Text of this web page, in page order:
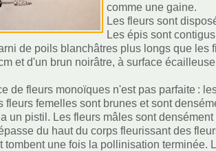
comme une gaine.
Les fleurs sont
Les épis sont
de poils blanchâtres plus longs que
et d'un brun noirâtre, à surface
de fleurs monoïques n'est pas parfaite :
fleurs femelles sont brunes et sont
un pistil. Les fleurs mâles sont
du haut du corps fleurissant des
tombent une fois la pollinisation